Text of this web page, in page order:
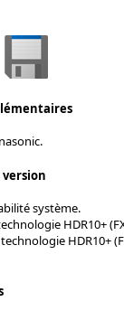
système.
HDR10+
HDR10+